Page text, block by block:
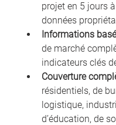
projet en 5 jours
données
Informations
de marché
indicateurs clés
Couverture
résidentiels, de
logistique,
d’éducation, de